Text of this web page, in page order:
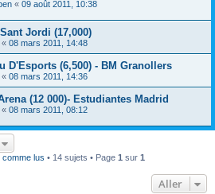
« 09 août 2011, 10:38
Jordi (17,000)
« 08 mars 2011, 14:48
D'Esports (6,500) - BM Granollers
« 08 mars 2011, 14:36
(12 000)- Estudiantes Madrid
« 08 mars 2011, 08:12
lus • 14 sujets • Page 1 sur 1
Aller